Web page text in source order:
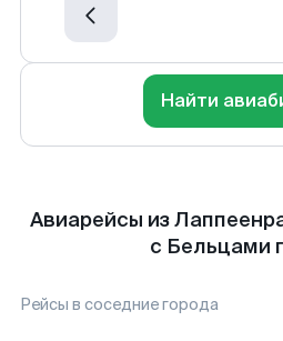
Найти
Авиарейсы из
с Бельцами
Рейсы в соседние города